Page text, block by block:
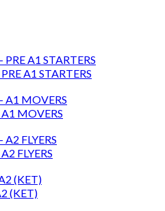
A1 STARTERS
A1 STARTERS
A1 MOVERS
MOVERS
FLYERS
FLYERS
(KET)
(KET)